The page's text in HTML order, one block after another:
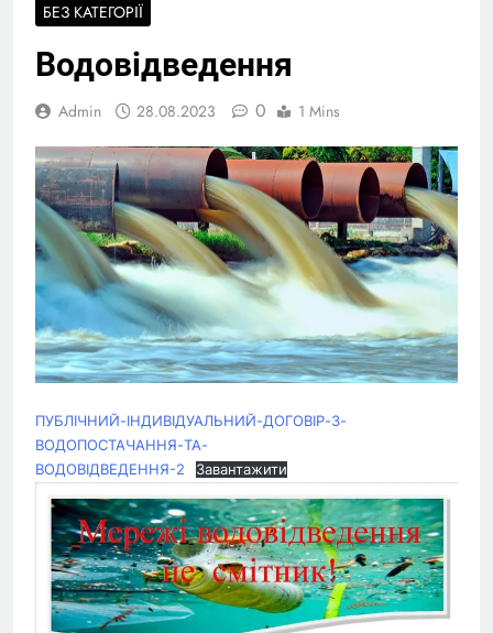
БЕЗ КАТЕГОРІЇ
Водовідведення
Admin 28.08.2023 0 1 Mins
ПУБЛІЧНИЙ-ІНДИВІДУАЛЬНИЙ-ДОГОВІР-З-
ВОДОПОСТАЧАННЯ-ТА-
ВОДОВІДВЕДЕННЯ-2
Завантажити